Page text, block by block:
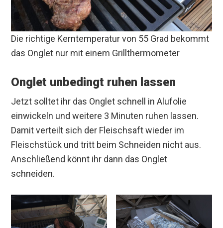
Die richtige Kerntemperatur von 55 Grad bekommt
das Onglet nur mit einem Grillthermometer
Onglet unbedingt ruhen lassen
Jetzt solltet ihr das Onglet schnell in Alufolie
einwickeln und weitere 3 Minuten ruhen lassen.
Damit verteilt sich der Fleischsaft wieder im
Fleischstück und tritt beim Schneiden nicht aus.
Anschließend könnt ihr dann das Onglet
schneiden.